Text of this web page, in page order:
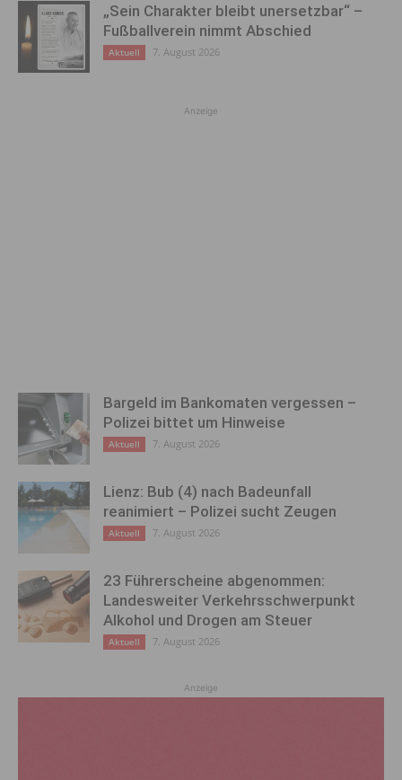
„Sein Charakter bleibt unersetzbar“ –
Fußballverein nimmt Abschied
Aktuell 7. August 2026
Anzeige
Bargeld im Bankomaten vergessen –
Polizei bittet um Hinweise
Aktuell 7. August 2026
Lienz: Bub (4) nach Badeunfall
reanimiert – Polizei sucht Zeugen
Aktuell 7. August 2026
23 Führerscheine abgenommen:
Landesweiter Verkehrsschwerpunkt
Alkohol und Drogen am Steuer
Aktuell 7. August 2026
Anzeige